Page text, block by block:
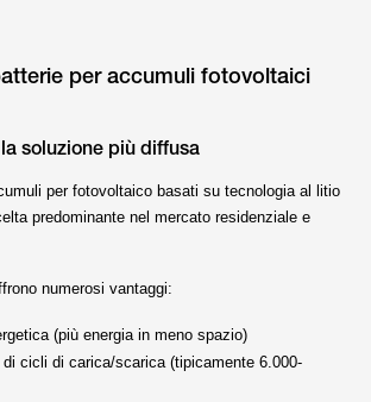
per accumuli fotovoltaici
soluzione più diffusa
per fotovoltaico basati su tecnologia al litio
predominante nel mercato residenziale e
numerosi vantaggi:
(più energia in meno spazio)
di cicli di carica/scarica (tipicamente 6.000-